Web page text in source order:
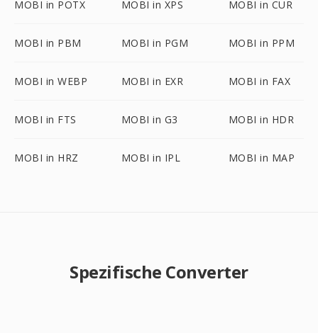
MOBI in POTX MOBI in XPS MOBI in CUR
MOBI in PBM MOBI in PGM MOBI in PPM
MOBI in WEBP MOBI in EXR MOBI in FAX
MOBI in FTS MOBI in G3 MOBI in HDR
MOBI in HRZ MOBI in IPL MOBI in MAP
Spezifische Converter